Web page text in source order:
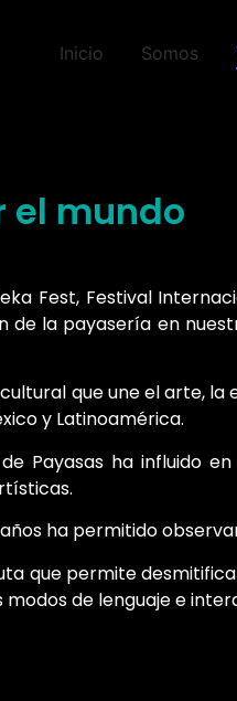
Inicio Somos
el mundo
Fest, Festival
de la payasería en
que une el arte,
y Latinoamérica.
Payasas ha influido
ha permitido
que permite
de lenguaje e